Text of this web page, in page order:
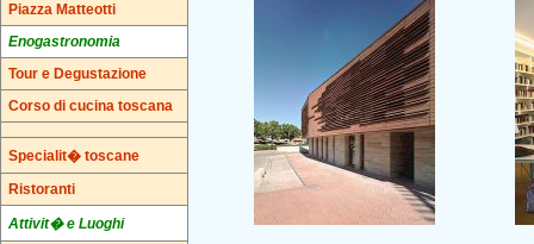
Piazza Matteotti
Enogastronomia
Tour e Degustazione
Corso di cucina toscana
Specialit� toscane
Ristoranti
Attivit� e Luoghi